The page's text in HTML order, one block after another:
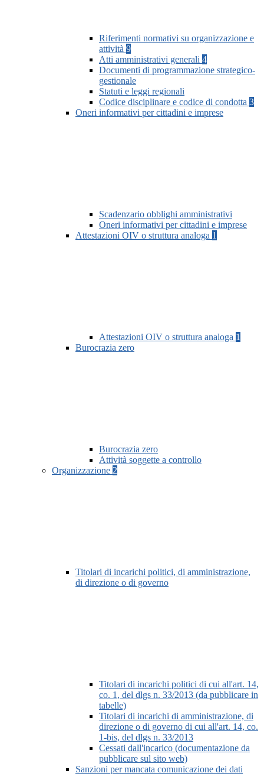
Riferimenti normativi su organizzazione e
attività 9
Atti amministrativi generali 4
Documenti di programmazione strategico-
gestionale
Statuti e leggi regionali
Codice disciplinare e codice di condotta 3
Oneri informativi per cittadini e imprese
Scadenzario obblighi amministrativi
Oneri informativi per cittadini e imprese
Attestazioni OIV o struttura analoga 1
Attestazioni OIV o struttura analoga 1
Burocrazia zero
Burocrazia zero
Attività soggette a controllo
Organizzazione 2
Titolari di incarichi politici, di amministrazione,
di direzione o di governo
Titolari di incarichi politici di cui all'art. 14,
co. 1, del dlgs n. 33/2013 (da pubblicare in
tabelle)
Titolari di incarichi di amministrazione, di
direzione o di governo di cui all'art. 14, co.
1-bis, del dlgs n. 33/2013
Cessati dall'incarico (documentazione da
pubblicare sul sito web)
Sanzioni per mancata comunicazione dei dati